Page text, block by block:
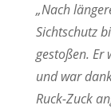
„Nach
Sichtschutz
gestoßen. Er
und war
Ruck-Zuck